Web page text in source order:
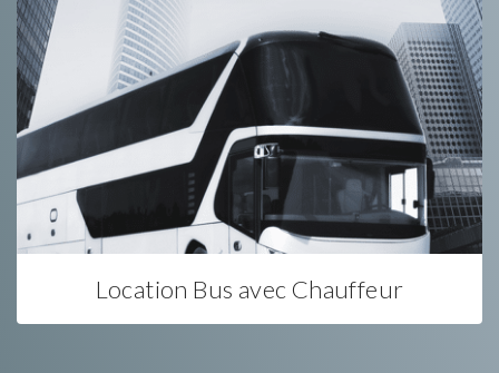
Location Bus avec Chauffeur